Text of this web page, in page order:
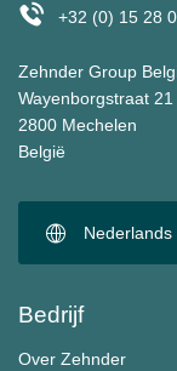
+32 (0) 15 28
Zehnder Group
Wayenborgstraat 21
2800 Mechelen
België
Nederlands
Bedrijf
Over Zehnder